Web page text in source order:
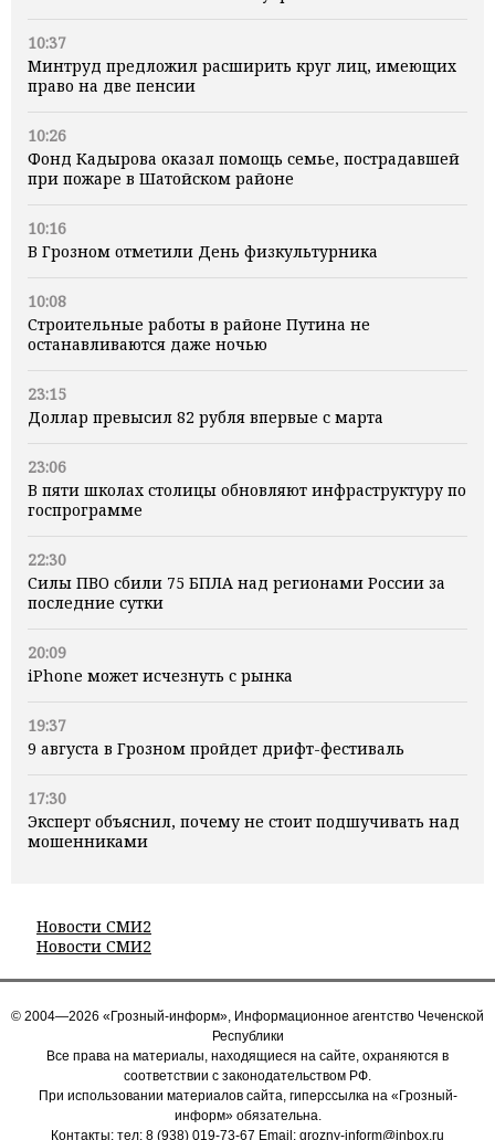
10:37
Минтруд предложил расширить круг лиц, имеющих
право на две пенсии
10:26
Фонд Кадырова оказал помощь семье, пострадавшей
при пожаре в Шатойском районе
10:16
В Грозном отметили День физкультурника
10:08
Строительные работы в районе Путина не
останавливаются даже ночью
23:15
Доллар превысил 82 рубля впервые с марта
23:06
В пяти школах столицы обновляют инфраструктуру по
госпрограмме
22:30
Силы ПВО сбили 75 БПЛА над регионами России за
последние сутки
20:09
iPhone может исчезнуть с рынка
19:37
9 августа в Грозном пройдет дрифт-фестиваль
17:30
Эксперт объяснил, почему не стоит подшучивать над
мошенниками
Новости СМИ2
Новости СМИ2
© 2004—2026 «Грозный-информ», Информационное агентство Чеченской
Республики
Все права на материалы, находящиеся на сайте, охраняются в
соответствии с законодательством РФ.
При использовании материалов сайта, гиперссылка на «Грозный-
информ» обязательна.
Контакты: тел: 8 (938) 019-73-67 Email: grozny-inform@inbox.ru